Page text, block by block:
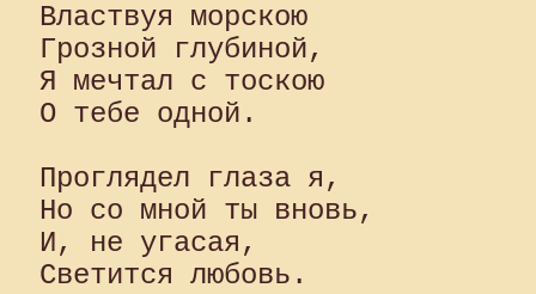
Властвуя морскою
Грозной глубиной,
Я мечтал с тоскою
О тебе одной.
Проглядел глаза я,
Но со мной ты вновь,
И, не угасая,
Светится любовь.